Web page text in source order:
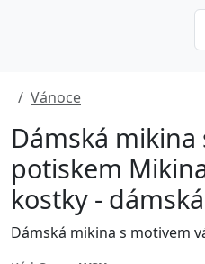
Vánoce
Dámská mikina
potiskem
kostky - dámská
Dámská mikina s motivem